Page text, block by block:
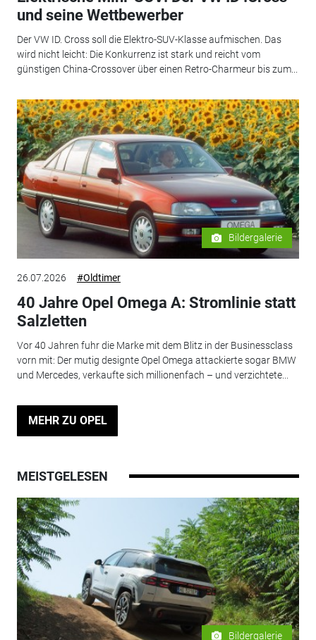
und seine Wettbewerber
Der VW ID. Cross soll die Elektro-SUV-Klasse aufmischen. Das
wird nicht leicht: Die Konkurrenz ist stark und reicht vom
günstigen China-Crossover über einen Retro-Charmeur bis zum...
Bildergalerie
26.07.2026 #Oldtimer
40 Jahre Opel Omega A: Stromlinie statt
Salzletten
Vor 40 Jahren fuhr die Marke mit dem Blitz in der Businessclass
vorn mit: Der mutig designte Opel Omega attackierte sogar BMW
und Mercedes, verkaufte sich millionenfach – und verzichtete...
MEHR ZU OPEL
MEISTGELESEN
Bildergalerie